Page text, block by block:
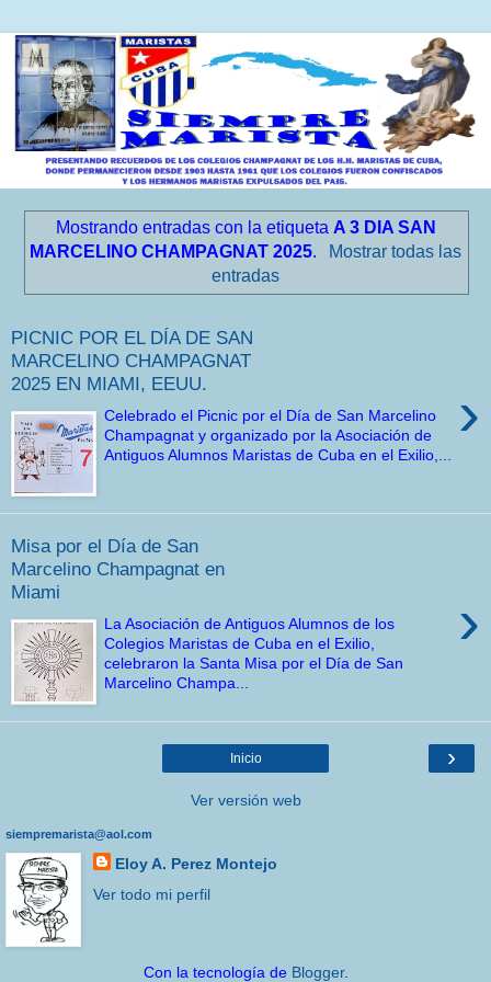
Mostrando entradas con la etiqueta A 3 DIA SAN
MARCELINO CHAMPAGNAT 2025.
Mostrar todas las
entradas
PICNIC POR EL DÍA DE SAN
MARCELINO CHAMPAGNAT
2025 EN MIAMI, EEUU.
›
Celebrado el Picnic por el Día de San Marcelino
Champagnat y organizado por la Asociación de
Antiguos Alumnos Maristas de Cuba en el Exilio,...
Misa por el Día de San
Marcelino Champagnat en
Miami
›
La Asociación de Antiguos Alumnos de los
Colegios Maristas de Cuba en el Exilio,
celebraron la Santa Misa por el Día de San
Marcelino Champa...
›
Inicio
Ver versión web
siempremarista@aol.com
Eloy A. Perez Montejo
Ver todo mi perfil
Con la tecnología de Blogger.